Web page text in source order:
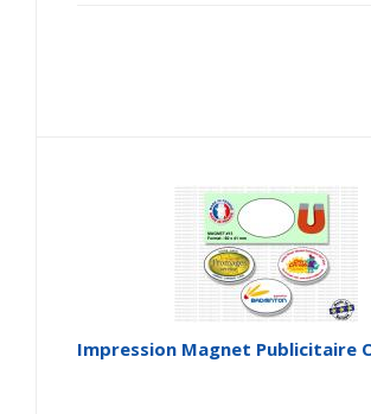
Impression Magnet Publicitaire